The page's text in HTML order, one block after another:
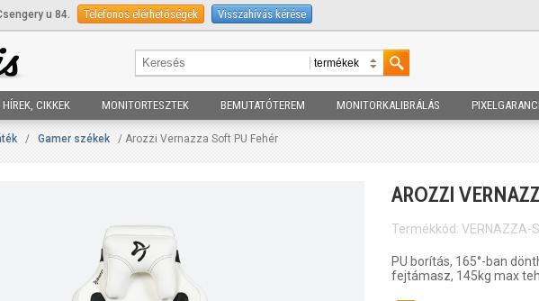
u 84. Telefonos elérhetőségek Visszahívás kérése
HÍREK, CIKKEK MONITORTESZTEK BEMUTATÓTEREM MONITORKALIBRÁLÁS
/ Gamer székek / Arozzi Vernazza Soft PU Fehér
AROZZI
Termékkód: VERNAZZA-
PU borítás, 165°-ban
fejtámasz, 145kg max